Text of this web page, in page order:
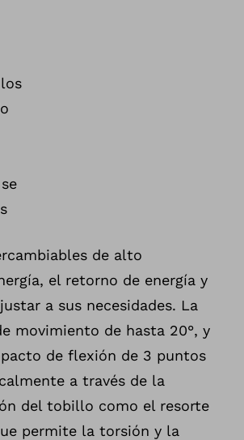
de alto
el retorno de energía y
a sus necesidades. La
movimiento de hasta 20°, y
de flexión de 3 puntos
a través de la
del tobillo como el resorte
permite la torsión y la